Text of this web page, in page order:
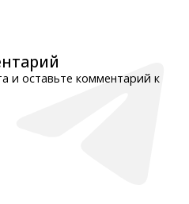
и оставьте комментарий к